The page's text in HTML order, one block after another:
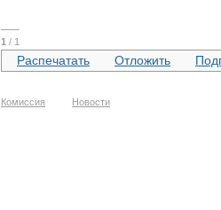
1 / 1
Распечатать Отложить
Комиссия Новости